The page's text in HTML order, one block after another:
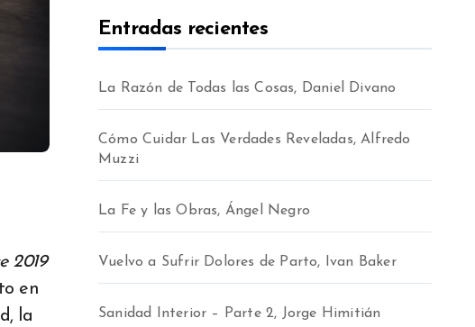
2019
en
la
Entradas recientes
La Razón de Todas las Cosas, Daniel Divano
Cómo Cuidar Las Verdades Reveladas, Alfredo
Muzzi
La Fe y las Obras, Ángel Negro
Vuelvo a Sufrir Dolores de Parto, Ivan Baker
Sanidad Interior – Parte 2, Jorge Himitián